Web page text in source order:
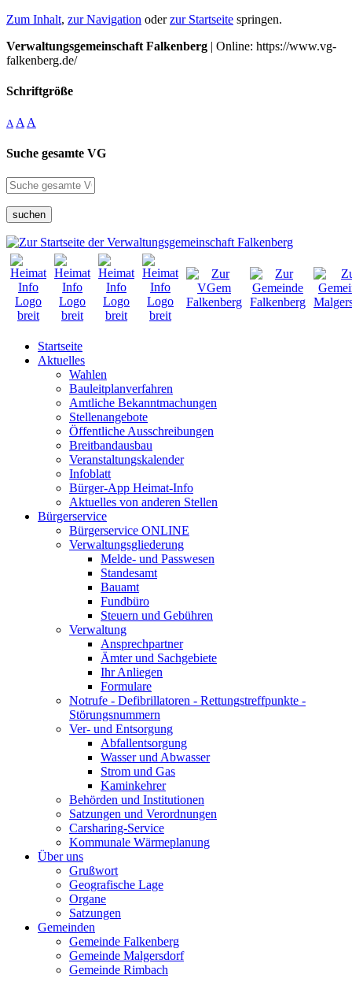
Zum Inhalt, zur Navigation oderzur Startseite springen.
Verwaltungsgemeinschaft Falkenberg | Online: https://www.vg-
falkenberg.de/
Schriftgröße
A A A
Suche gesamte VG
suchen
Startseite
Aktuelles
Wahlen
Bauleitplanverfahren
Amtliche Bekanntmachungen
Stellenangebote
Öffentliche Ausschreibungen
Breitbandausbau
Veranstaltungskalender
Infoblatt
Bürger-App Heimat-Info
Aktuelles von anderen Stellen
Bürgerservice
Bürgerservice ONLINE
Verwaltungsgliederung
Melde- und Passwesen
Standesamt
Bauamt
Fundbüro
Steuern und Gebühren
Verwaltung
Ansprechpartner
Ämter und Sachgebiete
Ihr Anliegen
Formulare
Notrufe - Defibrillatoren - Rettungstreffpunkte -
Störungsnummern
Ver- und Entsorgung
Abfallentsorgung
Wasser und Abwasser
Strom und Gas
Kaminkehrer
Behörden und Institutionen
Satzungen und Verordnungen
Carsharing-Service
Kommunale Wärmeplanung
Über uns
Grußwort
Geografische Lage
Organe
Satzungen
Gemeinden
Gemeinde Falkenberg
Gemeinde Malgersdorf
Gemeinde Rimbach